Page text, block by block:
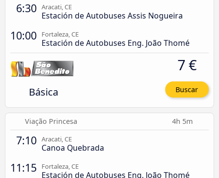
6:30 Aracati, CE
Estación de Autobuses Assis Nogueira
10:00 Fortaleza, CE
Estación de Autobuses Eng. João Thomé
Básica
7 €
Buscar
Viação Princesa 4h 5m
7:10 Aracati, CE
Canoa Quebrada
11:15 Fortaleza, CE
Estación de Autobuses Eng. João Thomé